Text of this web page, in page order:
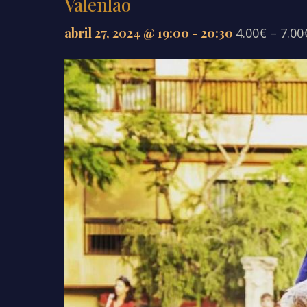
abril 27, 2024 @ 19:00 -20:30 4.00€ –